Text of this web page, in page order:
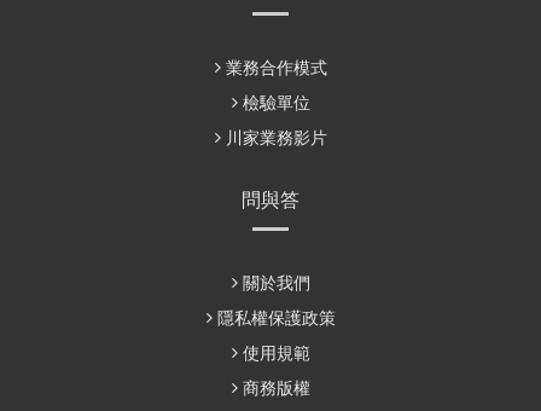
業務合作模式
檢驗單位
川家業務影片
問與答
關於我們
隱私權保護政策
使用規範
商務版權